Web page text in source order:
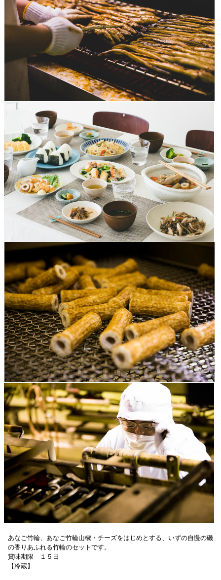
あなご竹輪、あなご竹輪山椒・チーズをはじめとする、いずの自慢の磯
の香りあふれる竹輪のセットです。
賞味期限 １５日
【冷蔵】